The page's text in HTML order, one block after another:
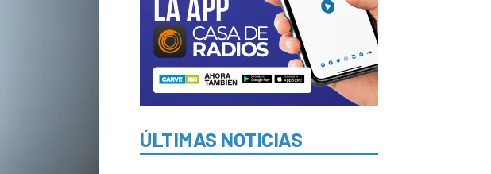
ÚLTIMAS NOTICIAS